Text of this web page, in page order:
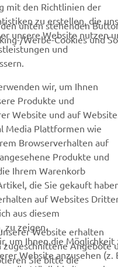
um zu erfahren, wie wir
Datenschutzerklärung.
N.V. - All Rights
und Konditionen
mit den Richtlinien der
zu erstellen, die uns
unsere Website nutzen
und
unten stehenden
Werbe-Cookies und
wir, um Ihnen
Produkte und
Website und auf
Media Plattformen wie
Browserverhalten auf
Produkte und
Ihrem Warenkorb
die Sie gekauft
auf Websites
aus diesem
zu zeigen.
um Ihnen die Möglichkeit
Website anzusehen (z.
Website erhalten
Angebote
Sie bitte die